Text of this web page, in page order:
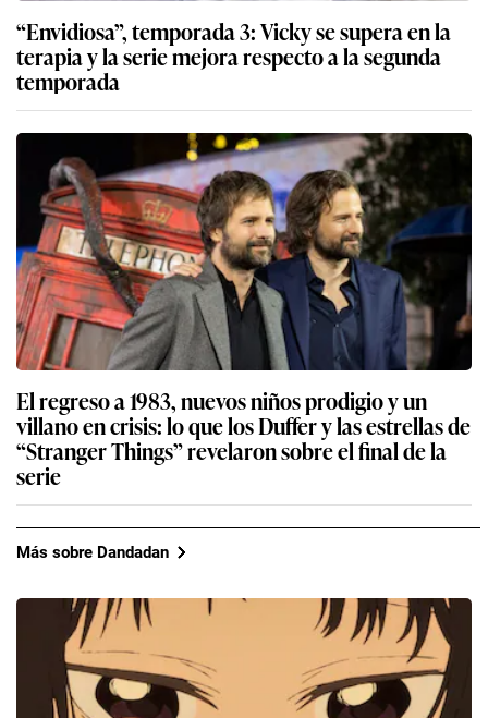
“Envidiosa”, temporada 3: Vicky se supera en la
terapia y la serie mejora respecto a la segunda
temporada
El regreso a 1983, nuevos niños prodigio y un
villano en crisis: lo que los Duffer y las estrellas de
“Stranger Things” revelaron sobre el final de la
serie
Más sobre Dandadan